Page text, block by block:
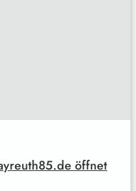
öffnet